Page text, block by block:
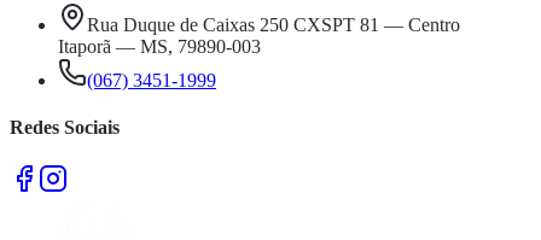
Rua Duque de Caixas 250 CXSPT 81 — Centro
Itaporã — MS, 79890-003
(067) 3451-1999
Redes Sociais